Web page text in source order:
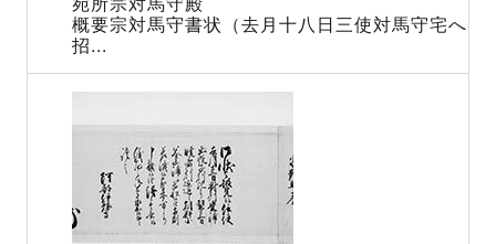
宗対馬守書状（去月十八日三使対馬守宅へ
招...